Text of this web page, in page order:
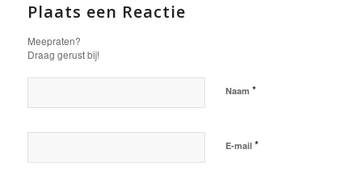
Plaats een Reactie
Meepraten?
Draag gerust bij!
Naam *
E-mail *